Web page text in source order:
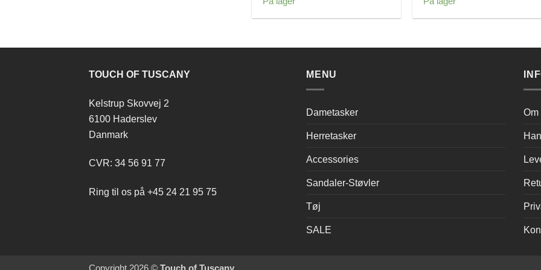
var:
er:
var:
er:
TOUCH OF TUSCANY
Kelstrup Skovvej 2
6100 Haderslev
Danmark
CVR: 34 56 91 77
Ring til os på +45 24 21 95 75
MENU
Dametasker
Herretasker
Accessories
Sandaler-Støvler
Tøj
SALE
Om